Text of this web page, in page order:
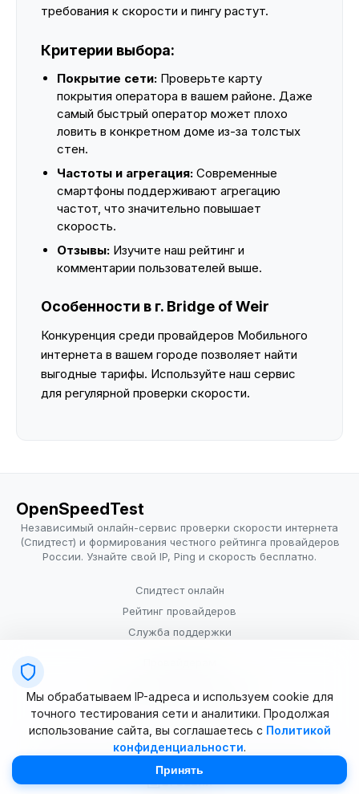
требования к скорости и пингу растут.
Критерии выбора:
Покрытие сети: Проверьте карту
покрытия оператора в вашем районе. Даже
самый быстрый оператор может плохо
ловить в конкретном доме из-за толстых
стен.
Частоты и агрегация: Современные
смартфоны поддерживают агрегацию
частот, что значительно повышает
скорость.
Отзывы: Изучите наш рейтинг и
комментарии пользователей выше.
Особенности в г. Bridge of Weir
Конкуренция среди провайдеров Мобильного
интернета в вашем городе позволяет найти
выгодные тарифы. Используйте наш сервис
для регулярной проверки скорости.
OpenSpeedTest
Независимый онлайн-сервис проверки скорости интернета
(Спидтест) и формирования честного рейтинга провайдеров
России. Узнайте свой IP, Ping и скорость бесплатно.
Спидтест онлайн
Рейтинг провайдеров
Служба поддержки
Условия использования
© 2025–2026 OpenSpeedTest (ИП Долматова В.В.). Все права
Мы обрабатываем IP-адреса и используем cookie для
точного тестирования сети и аналитики. Продолжая
использование сайта, вы соглашаетесь с Политикой
конфиденциальности.
Принять